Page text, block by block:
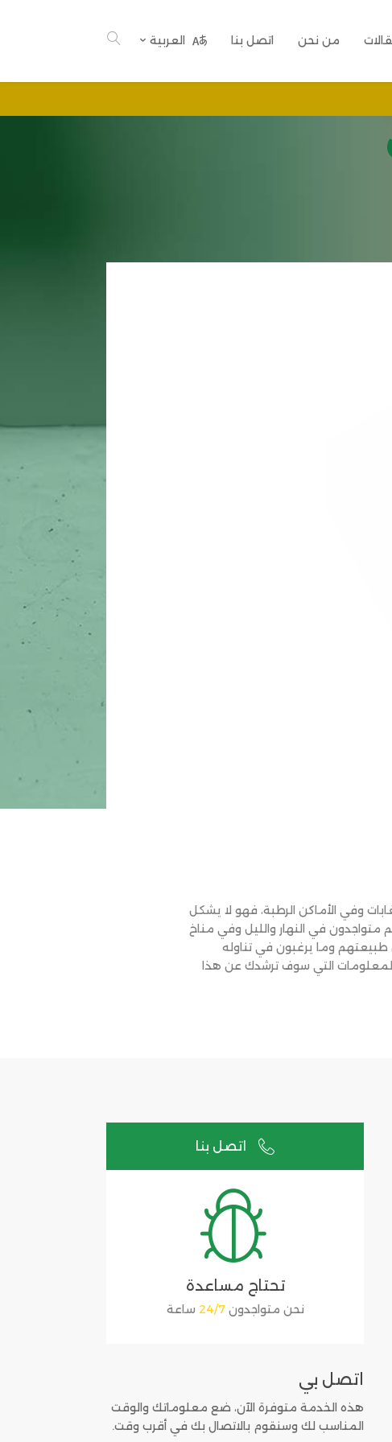
من نحن اتصل بنا العربية
وفي الأماكن الرطبة، فهو لا يشكل
في النهار والليل وفي مناخ
طبيعتهم وما يرغبون في تناوله
التي سوف ترشدك عن هذا
 اتصل بنا

تحتاج مساعدة
نحن متواجدون24/7 ساعة
اتصل بي
هذه الخدمة متوفرة الآن، ضع معلوماتك والوقت
المناسب لك وسنقوم بالاتصال بك في أقرب وقت.